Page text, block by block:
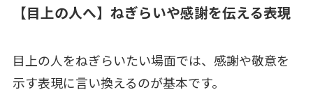
【目上の人へ】ねぎらいや感謝を伝える表現
目上の人をねぎらいたい場面では、感謝や敬意を
示す表現に言い換えるのが基本です。